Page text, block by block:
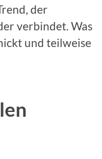
der
verbindet. Was
und teilweise